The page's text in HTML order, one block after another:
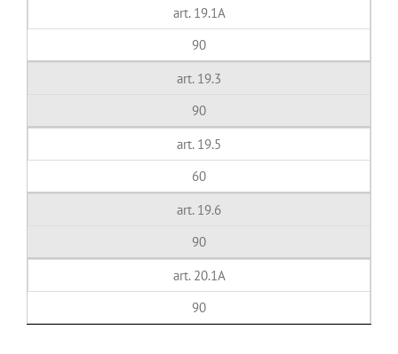
art. 19.1A
90
art. 19.3
90
art. 19.5
60
art. 19.6
90
art. 20.1A
90